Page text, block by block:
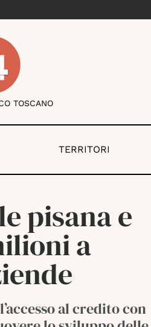
TOSCANO
TERRITORI
pisana e
a
al credito con